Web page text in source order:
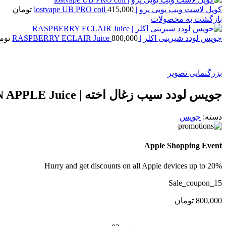
کویل لاست ویپ یوبی پرو | lostvape UB PRO coil 415,000
تومان
بازگشت به محصولات
جویس لودد شیرینی اکلر | RASPBERRY ECLAIR Juice 800,000
بزرگنمایی تصویر
جویس لودد سیب زغال اخته | CRAN APPLE Juice
دسته: جویس
Apple Shopping Event
Hurry and get discounts on all Apple devices up to 20%
Sale_coupon_15
800,000 تومان